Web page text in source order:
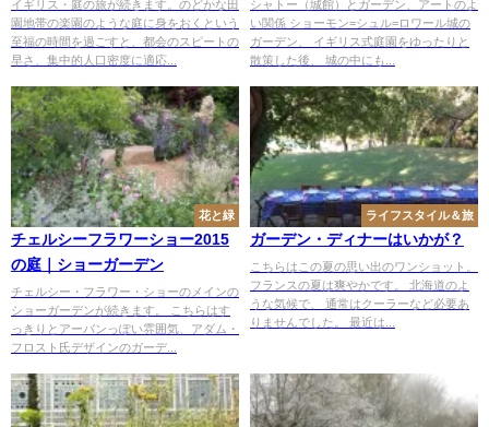
イギリス・庭の旅が続きます。のどかな田
園地帯の楽園のような庭に身をおくという
至福の時間を過ごすと、都会のスピートの
早さ、集中的人口密度に適応...
シャトー（城館）とガーデン、アートのよ
い関係 ショーモン=シュル=ロワール城の
ガーデン、 イギリス式庭園をゆったりと
散策した後、 城の中にも...
花と緑
チェルシーフラワーショー2015
の庭｜ショーガーデン
チェルシー・フラワー・ショーのメインの
ショーガーデンが続きます。 こちらはす
っきりとアーバンっぽい雰囲気、アダム・
フロスト氏デザインのガーデ...
ライフスタイル＆旅
ガーデン・ディナーはいかが？
こちらはこの夏の思い出のワンショット。
フランスの夏は爽やかです。 北海道のよ
うな気候で、 通常はクーラーなど必要あ
りませんでした。 最近は...